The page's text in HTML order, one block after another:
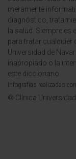
meramente
diagnóstico,
la salud. Siempre
para tratar cualquier
Universidad de
inapropiado o la
este diccionario.
Infografías realizadas
© Clínica